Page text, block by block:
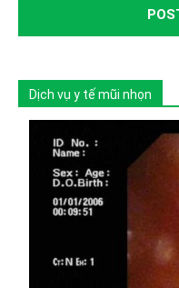
Dịch vụ y tế mũi nhọn